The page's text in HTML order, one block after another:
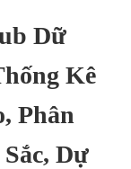
Dữ
Kê
Phân
Dự